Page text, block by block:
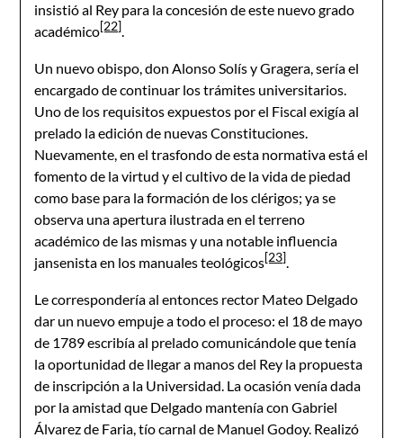
insistió al Rey para la concesión de este nuevo grado
académico[22].
Un nuevo obispo, don Alonso Solís y Gragera, sería el
encargado de continuar los trámites universitarios.
Uno de los requisitos expuestos por el Fiscal exigía al
prelado la edición de nuevas Constituciones.
Nuevamente, en el trasfondo de esta normativa está el
fomento de la virtud y el cultivo de la vida de piedad
como base para la formación de los clérigos; ya se
observa una apertura ilustrada en el terreno
académico de las mismas y una notable influencia
jansenista en los manuales teológicos[23].
Le correspondería al entonces rector Mateo Delgado
dar un nuevo empuje a todo el proceso: el 18 de mayo
de 1789 escribía al prelado comunicándole que tenía
la oportunidad de llegar a manos del Rey la propuesta
de inscripción a la Universidad. La ocasión venía dada
por la amistad que Delgado mantenía con Gabriel
Álvarez de Faria, tío carnal de Manuel Godoy. Realizó